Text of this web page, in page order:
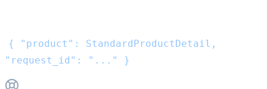
{ "product": StandardProductDetail,
"request_id": "..." }